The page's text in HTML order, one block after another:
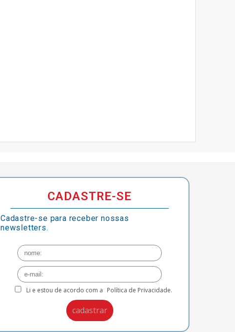
CADASTRE-SE
Cadastre-se para receber nossas
newsletters.
Li e estou de acordo com a Política de Privacidade.